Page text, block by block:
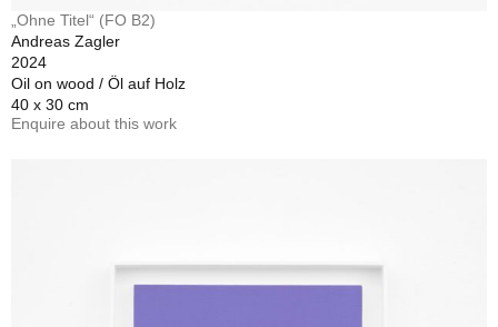
„Ohne Titel“ (FO B2)
Andreas Zagler
2024
Oil on wood / Öl auf Holz
40 x 30 cm
Enquire about this work